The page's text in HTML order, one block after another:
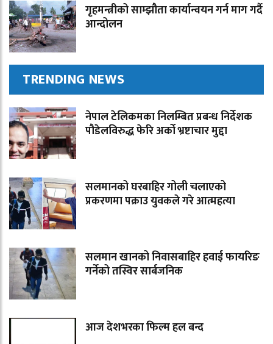
गृहमन्त्रीको साम्झौता कार्यान्वयन गर्न माग गर्दै
आन्दोलन
TRENDING NEWS
नेपाल टेलिकमका निलम्बित प्रबन्ध निर्देशक
पौडेलविरुद्ध फेरि अर्को भ्रष्टाचार मुद्दा
सलमानको घरबाहिर गोली चलाएको
प्रकरणमा पक्राउ युवकले गरे आत्महत्या
सलमान खानको निवासबाहिर हवाई फायरिङ
गर्नेको तस्विर सार्बजनिक
आज देशभरका फिल्म हल बन्द